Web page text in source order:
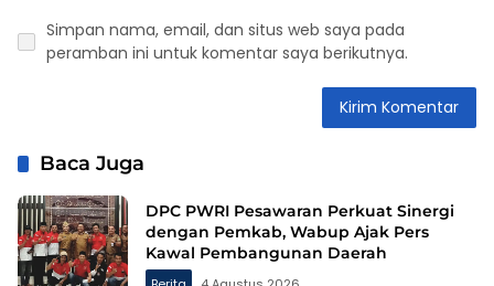
Simpan nama, email, dan situs web saya pada
peramban ini untuk komentar saya berikutnya.
Baca Juga
DPC PWRI Pesawaran Perkuat Sinergi
dengan Pemkab, Wabup Ajak Pers
Kawal Pembangunan Daerah